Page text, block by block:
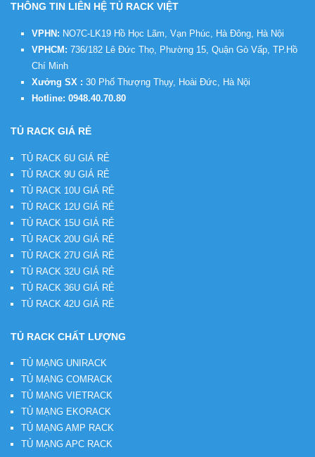
THÔNG TIN LIÊN HỆ TỦ RACK VIỆT
VPHN: NO7C-LK19 Hồ Học Lãm, Vạn Phúc, Hà Đông, Hà Nội
VPHCM: 736/182 Lê Đức Thọ, Phường 15, Quận Gò Vấp, TP.Hồ
Chí Minh
Xưởng SX : 30 Phố Thượng Thụy, Hoài Đức, Hà Nội
Hotline: 0948.40.70.80
TỦ RACK GIÁ RẺ
TỦ RACK 6U GIÁ RẺ
TỦ RACK 9U GIÁ RẺ
TỦ RACK 10U GIÁ RẺ
TỦ RACK 12U GIÁ RẺ
TỦ RACK 15U GIÁ RẺ
TỦ RACK 20U GIÁ RẺ
TỦ RACK 27U GIÁ RẺ
TỦ RACK 32U GIÁ RẺ
TỦ RACK 36U GIÁ RẺ
TỦ RACK 42U GIÁ RẺ
TỦ RACK CHẤT LƯỢNG
TỦ MẠNG UNIRACK
TỦ MẠNG COMRACK
TỦ MẠNG VIETRACK
TỦ MẠNG EKORACK
TỦ MẠNG AMP RACK
TỦ MẠNG APC RACK